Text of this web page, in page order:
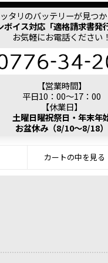
タリのバッテリーが見つ
イス対応「適格請求書発
お気軽にお電話ください！
【営業時間】
平日10：00～17：00
【休業日】
土曜日曜祝祭日・年末年
お盆休み（8/10～8/18）
カートの中を見る